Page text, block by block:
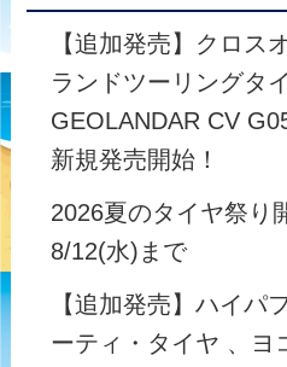
【追加発売】クロス
ランドツーリングタ
GEOLANDAR CV
新規発売開始！
2026夏のタイヤ祭り
8/12(水)まで
【追加発売】ハイパ
ーティ・タイヤ 、ヨ